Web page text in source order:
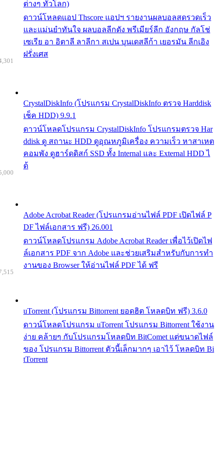
ต่างๆ ทั่วโลก)
ดาวน์โหลดแอป Thscore แอปฯ รายงานผลบอลสดรวดเร็ว
และแม่นยำทันใจ ผลบอลลีกดัง พรีเมียร์ลีก อังกฤษ กัลโช่
เซเรีย อา อิตาลี ลาลีกา สเปน บุนเดสลีก้า เยอรมัน ลีกเอิง
ฝรั่งเศส
CrystalDiskInfo (โปรแกรม CrystalDiskInfo ตรวจ Harddisk
เช็ค HDD) 9.9.1
ดาวน์โหลดโปรแกรม CrystalDiskInfo โปรแกรมตรวจ Har
ddisk ดู สถานะ HDD ดูอุณหภูมิเครื่อง ความเร็ว หาสาเหต
คอมพัง ดูฮาร์ดดิสก์ SSD ทั้ง Internal และ External HDD ไ
ด้
Adobe Acrobat Reader (โปรแกรมอ่านไฟล์ PDF เปิดไฟล์ P
DF ไฟล์เอกสาร ฟรี) 26.001
ดาวน์โหลดโปรแกรม Adobe Acrobat Reader เพื่อไว้เปิดไฟ
ล์เอกสาร PDF จาก Adobe และช่วยเสริมสำหรับกับการทำ
งานของ Browser ให้อ่านไฟล์ PDF ได้ ฟรี
uTorrent (โปรแกรม Bittorrent ยอดฮิต โหลดบิท ฟรี) 3.6.0
ดาวน์โหลดโปรแกรม uTorrent โปรแกรม Bittorrent ใช้งาน
ง่าย คล้ายๆ กับโปรแกรมโหลดบิท BitComet แต่ขนาดไฟล์
ของ โปรแกรม Bittorrent ตัวนี้เล็กมากๆ เอาไว้ โหลดบิท Bi
tTorrent